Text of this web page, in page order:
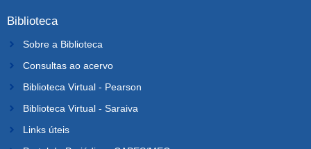
Biblioteca
Sobre a Biblioteca
Consultas ao acervo
Biblioteca Virtual - Pearson
Biblioteca Virtual - Saraiva
Links úteis